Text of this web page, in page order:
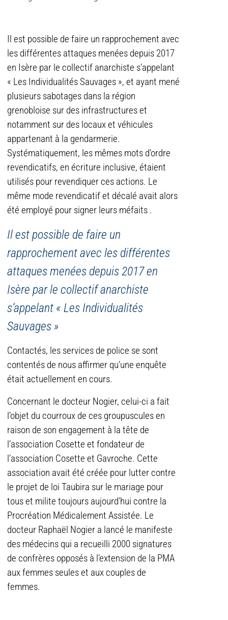
Il est possible de faire un rapprochement avec
les différentes attaques menées depuis 2017
en Isère par le collectif anarchiste s’appelant
« Les Individualités Sauvages », et ayant mené
plusieurs sabotages dans la région
grenobloise sur des infrastructures et
notamment sur des locaux et véhicules
appartenant à la gendarmerie.
Systématiquement, les mêmes mots d’ordre
revendicatifs, en écriture inclusive, étaient
utilisés pour revendiquer ces actions. Le
même mode revendicatif et décalé avait alors
été employé pour signer leurs méfaits .
Il est possible de faire un
rapprochement avec les différentes
attaques menées depuis 2017 en
Isère par le collectif anarchiste
s’appelant « Les Individualités
Sauvages »
Contactés, les services de police se sont
contentés de nous affirmer qu’une enquête
était actuellement en cours.
Concernant le docteur Nogier, celui-ci a fait
l’objet du courroux de ces groupuscules en
raison de son engagement à la tête de
l’association Cosette et fondateur de
l’association Cosette et Gavroche. Cette
association avait été créée pour lutter contre
le projet de loi Taubira sur le mariage pour
tous et milite toujours aujourd’hui contre la
Procréation Médicalement Assistée. Le
docteur Raphaël Nogier a lancé le manifeste
des médecins qui a recueilli 2000 signatures
de confrères opposés à l’extension de la PMA
aux femmes seules et aux couples de
femmes.